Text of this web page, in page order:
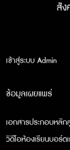
เข้าสู่ระบบ Admin
ข้อมูลเผยแพร่
เอกสารประกอบหลั
วิดีโอห้องเรียนบอร์ด